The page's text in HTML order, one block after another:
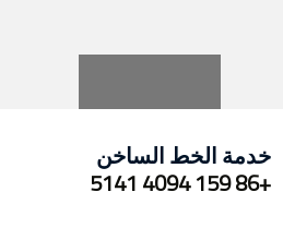
خدمة الخط الساخن
+86 159 4094 5141